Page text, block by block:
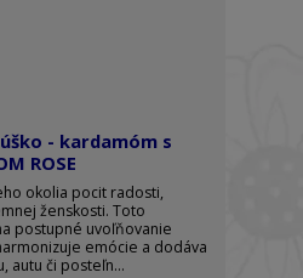
- kardamóm s
ROSE
okolia pocit radosti,
ženskosti. Toto
postupné uvoľňovanie
emócie a dodáva
autu či posteľn...